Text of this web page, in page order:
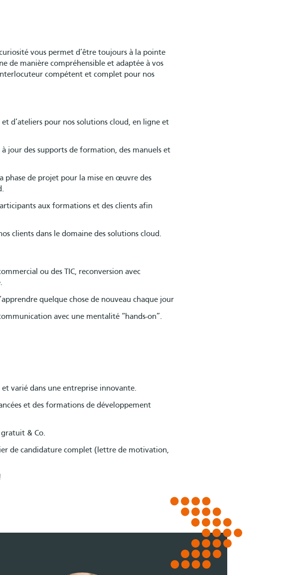
vous permet d’être toujours à la pointe
de manière compréhensible et adaptée à vos
compétent et complet pour nos
d’ateliers pour nos solutions cloud, en ligne et
jour des supports de formation, des manuels et
phase de projet pour la mise en œuvre des
aux formations et des clients afin
clients dans le domaine des solutions cloud.
ou des TIC, reconversion avec
quelque chose de nouveau chaque jour
avec une mentalité “hands-on”.
varié dans une entreprise innovante.
et des formations de développement
& Co.
de candidature complet (lettre de motivation,